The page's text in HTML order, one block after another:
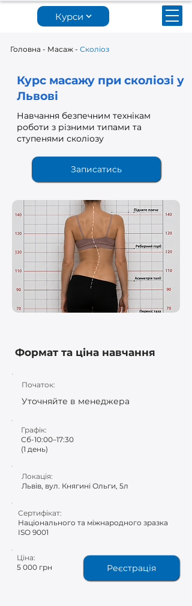
Курси
Головна - Масаж - Сколіоз
Курс масажу при сколіозі у
Львові
Навчання безпечним технікам
роботи з різними типами та
ступенями сколіозу
Записатись
Формат та ціна навчання
Початок:
Уточняйте в менеджера
Графік:
Сб-10:00–17:30
(1 день)
Локація:
Львів, вул. Княгині Ольги, 5л
Сертифікат:
Національного та міжнародного зразка
ISO 9001
Ціна:
5 000 грн
Реєстрація